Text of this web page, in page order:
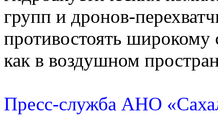
групп и дронов-
противостоять
как в воздушном
Пресс-служба АНО